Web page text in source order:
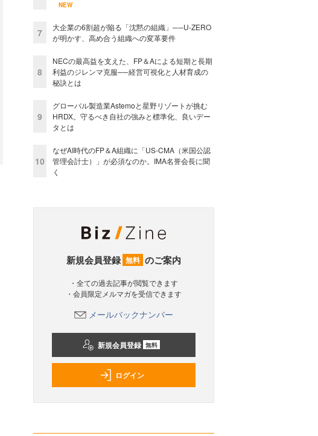
NEW
7
大企業の6割超が陥る「沈黙の組織」──U-ZERO
が明かす、高め合う組織への変革要件
8
NECの最高益を支えた、FP＆Aによる短期と長期
利益のジレンマ克服──経営可視化と人材育成の
秘訣とは
9
グローバル製造業Astemoと星野リゾートが挑む
HRDX。守るべき自社の強みと標準化、良いデー
タとは
10
なぜAI時代のFP＆A組織に「US-CMA（米国公認
管理会計士）」が必須なのか。IMA名誉会長に聞
く
新規会員登録 無料 のご案内
・全ての過去記事が閲覧できます
・会員限定メルマガを受信できます
メールバックナンバー
新規会員登録 無料
ログイン